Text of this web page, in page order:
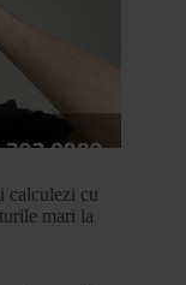
calculezi cu
mari la